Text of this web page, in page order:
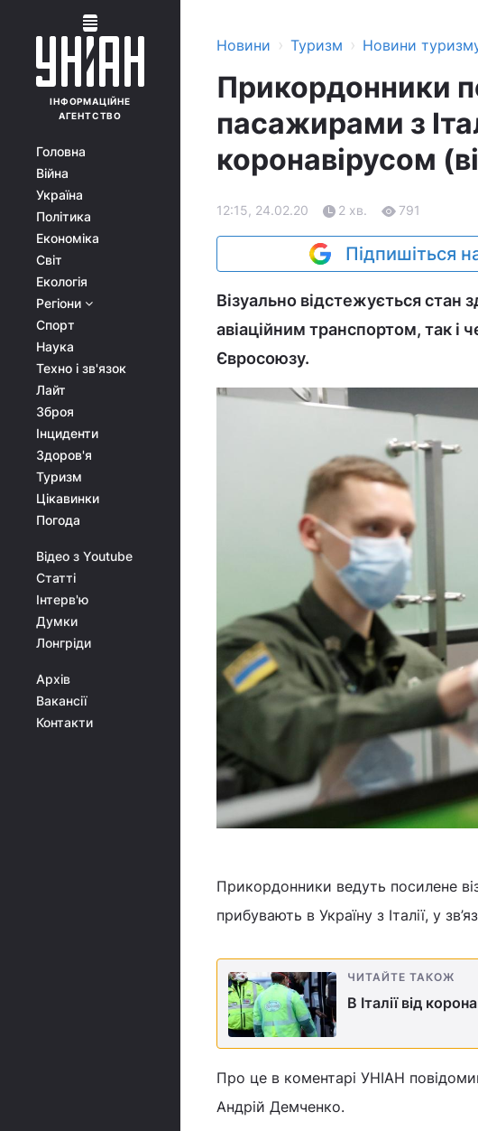
ІНФОРМАЦІЙНЕ
АГЕНТСТВО
Головна
Війна
Україна
Політика
Економіка
Світ
Екологія
Регіони
Спорт
Наука
Техно і зв'язок
Лайт
Зброя
Інциденти
Здоров'я
Туризм
Цікавинки
Погода
Відео з Youtube
Статті
Інтерв'ю
Думки
Лонгріди
Архів
Вакансії
Контакти
Новини › Туризм › Новини
Прикордонники
пасажирами з
коронавірусом
12:15, 24.02.20 2 хв. 791
Підпишіться
Візуально відстежується стан
авіаційним транспортом, так і
Євросоюзу.
Прикордонники ведуть посилене
прибувають в Україну з Італії, у
ЧИТАЙТЕ ТАКОЖ
В Італії від
Про це в коментарі УНІАН
Андрій Демченко.